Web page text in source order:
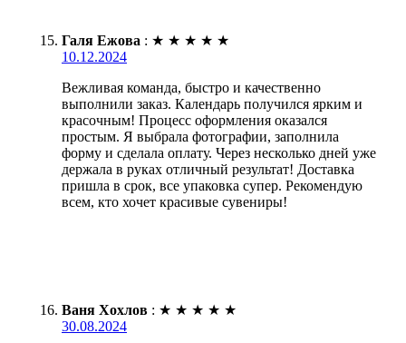
Галя Ежова : ★ ★ ★ ★ ★
10.12.2024
Вежливая команда, быстро и качественно
выполнили заказ. Календарь получился ярким и
красочным! Процесс оформления оказался
простым. Я выбрала фотографии, заполнила
форму и сделала оплату. Через несколько дней уже
держала в руках отличный результат! Доставка
пришла в срок, все упаковка супер. Рекомендую
всем, кто хочет красивые сувениры!
Ваня Хохлов : ★ ★ ★ ★ ★
30.08.2024